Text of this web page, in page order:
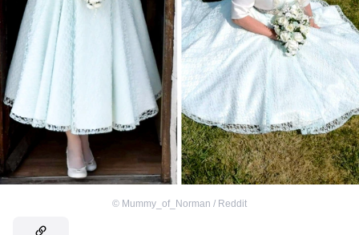
© Mummy_of_Norman / Reddit